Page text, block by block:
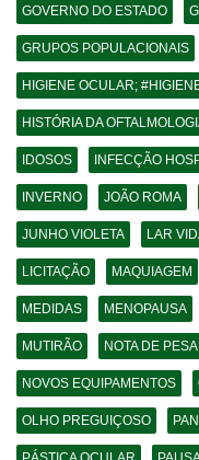
GOVERNO DO ESTADO
GRUPOS POPULACIONAIS
HIGIENE OCULAR;
HISTÓRIA DA
IDOSOS INFECÇÃO
INVERNO JOÃO ROMA
JUNHO VIOLETA LAR
LICITAÇÃO MAQUIAGEM
MEDIDAS MENOPAUSA
MUTIRÃO NOTA DE
NOVOS EQUIPAMENTOS
OLHO PREGUIÇOSO